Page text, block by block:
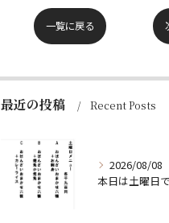
一覧に戻る
最近の投稿 Recent Posts
2026/08/08